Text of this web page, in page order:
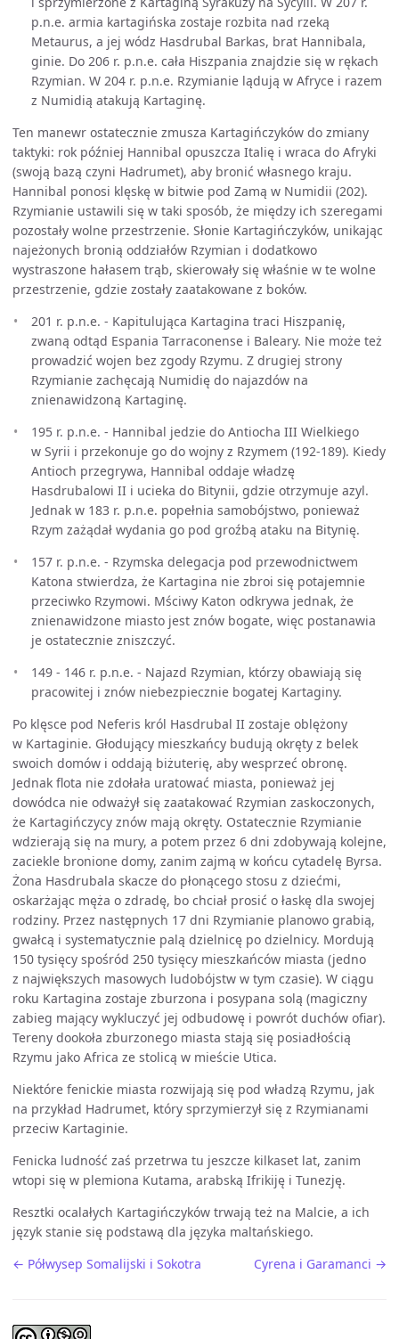
p.n.e. armia kartagińska zostaje rozbita nad rzeką
Metaurus, a jej wódz Hasdrubal Barkas, brat Hannibala,
ginie. Do 206 r. p.n.e. cała Hiszpania znajdzie się w rękach
Rzymian. W 204 r. p.n.e. Rzymianie lądują w Afryce i razem
z Numidią atakują Kartaginę.
Ten manewr ostatecznie zmusza Kartagińczyków do zmiany
taktyki: rok później Hannibal opuszcza Italię i wraca do Afryki
(swoją bazą czyni Hadrumet), aby bronić własnego kraju.
Hannibal ponosi klęskę w bitwie pod Zamą w Numidii (202).
Rzymianie ustawili się w taki sposób, że między ich szeregami
pozostały wolne przestrzenie. Słonie Kartagińczyków, unikając
najeżonych bronią oddziałów Rzymian i dodatkowo
wystraszone hałasem trąb, skierowały się właśnie w te wolne
przestrzenie, gdzie zostały zaatakowane z boków.
201 r. p.n.e. - Kapitulująca Kartagina traci Hiszpanię,
zwaną odtąd Espania Tarraconense i Baleary. Nie może też
prowadzić wojen bez zgody Rzymu. Z drugiej strony
Rzymianie zachęcają Numidię do najazdów na
znienawidzoną Kartaginę.
195 r. p.n.e. - Hannibal jedzie do Antiocha III Wielkiego
w Syrii i przekonuje go do wojny z Rzymem (192-189). Kiedy
Antioch przegrywa, Hannibal oddaje władzę
Hasdrubalowi II i ucieka do Bitynii, gdzie otrzymuje azyl.
Jednak w 183 r. p.n.e. popełnia samobójstwo, ponieważ
Rzym zażądał wydania go pod groźbą ataku na Bitynię.
157 r. p.n.e. - Rzymska delegacja pod przewodnictwem
Katona stwierdza, że Kartagina nie zbroi się potajemnie
przeciwko Rzymowi. Mściwy Katon odkrywa jednak, że
znienawidzone miasto jest znów bogate, więc postanawia
je ostatecznie zniszczyć.
149 - 146 r. p.n.e. - Najazd Rzymian, którzy obawiają się
pracowitej i znów niebezpiecznie bogatej Kartaginy.
Po klęsce pod Neferis król Hasdrubal II zostaje oblężony
w Kartaginie. Głodujący mieszkańcy budują okręty z belek
swoich domów i oddają biżuterię, aby wesprzeć obronę.
Jednak flota nie zdołała uratować miasta, ponieważ jej
dowódca nie odważył się zaatakować Rzymian zaskoczonych,
że Kartagińczycy znów mają okręty. Ostatecznie Rzymianie
wdzierają się na mury, a potem przez 6 dni zdobywają kolejne,
zaciekle bronione domy, zanim zajmą w końcu cytadelę Byrsa.
Żona Hasdrubala skacze do płonącego stosu z dziećmi,
oskarżając męża o zdradę, bo chciał prosić o łaskę dla swojej
rodziny. Przez następnych 17 dni Rzymianie planowo grabią,
gwałcą i systematycznie palą dzielnicę po dzielnicy. Mordują
150 tysięcy spośród 250 tysięcy mieszkańców miasta (jedno
z największych masowych ludobójstw w tym czasie). W ciągu
roku Kartagina zostaje zburzona i posypana solą (magiczny
zabieg mający wykluczyć jej odbudowę i powrót duchów ofiar).
Tereny dookoła zburzonego miasta stają się posiadłością
Rzymu jako Africa ze stolicą w mieście Utica.
Niektóre fenickie miasta rozwijają się pod władzą Rzymu, jak
na przykład Hadrumet, który sprzymierzył się z Rzymianami
przeciw Kartaginie.
Fenicka ludność zaś przetrwa tu jeszcze kilkaset lat, zanim
wtopi się w plemiona Kutama, arabską Ifrikiję i Tunezję.
Resztki ocalałych Kartagińczyków trwają też na Malcie, a ich
język stanie się podstawą dla języka maltańskiego.
← Półwysep Somalijski i Sokotra
Cyrena i Garamanci →